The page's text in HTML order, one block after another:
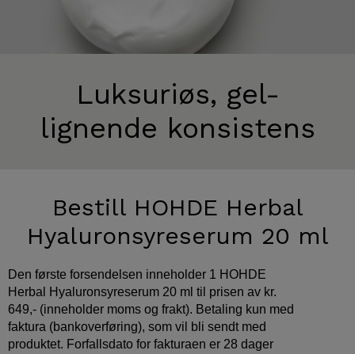
Luksuriøs, gel-
lignende konsistens
Bestill HOHDE Herbal
Hyaluronsyre­serum 20 ml
Den første forsendelsen inneholder 1 HOHDE
Herbal Hyaluronsyreserum 20 ml til prisen av kr.
649,- (inneholder moms og frakt). Betaling kun med
faktura (bankoverføring), som vil bli sendt med
produktet. Forfallsdato for fakturaen er 28 dager